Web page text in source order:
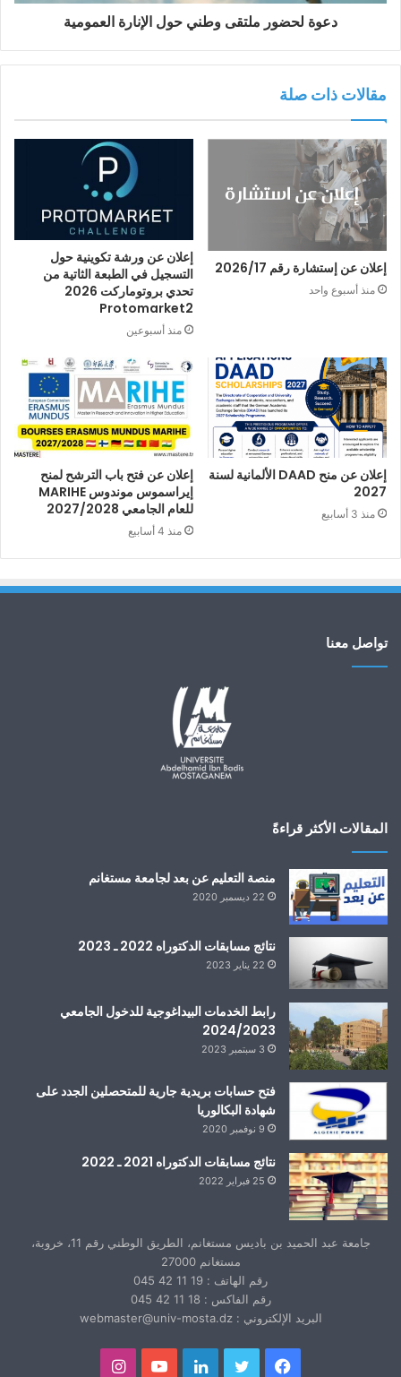
دعوة لحضور ملتقى وطني حول الإنارة العمومية
مقالات ذات صلة
إعلان عن إستشارة رقم 2026/17
منذ أسبوع واحد
إعلان عن ورشة تكوينية حول
التسجيل في الطبعة الثاتية من
تحدي بروتوماركت 2026
Protomarket2
منذ أسبوعين
إعلان عن منح DAAD الألمانية لسنة
2027
منذ 3 أسابيع
إعلان عن فتح باب الترشح لمنح
إيراسموس موندوس MARIHE
للعام الجامعي 2027/2028
منذ 4 أسابيع
تواصل معنا
المقالات الأكثر قراءةً
منصة التعليم عن بعد لجامعة مستغانم
22 ديسمبر 2020
نتائج مسابقات الدكتوراه 2022 ـ 2023
22 يناير 2023
رابط الخدمات البيداغوجية للدخول الجامعي
2024/2023
3 سبتمبر 2023
فتح حسابات بريدية جارية للمتحصلين الجدد على
شهادة البكالوريا
9 نوفمبر 2020
نتائج مسابقات الدكتوراه 2021 ـ 2022
25 فبراير 2022
جامعة عبد الحميد بن باديس مستغانم، الطريق الوطني رقم 11، خروبة،
مستغانم 27000
رقم الهاتف : 19 11 42 045
رقم الفاكس : 18 11 42 045
البريد الإلكتروني : webmaster@univ-mosta.dz
فيسبوك تويتر لينكدإنيوتيوبانستقرام